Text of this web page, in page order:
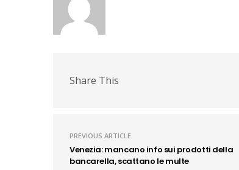
Share This
PREVIOUS ARTICLE
Venezia: mancano info sui prodotti della
bancarella, scattano le multe